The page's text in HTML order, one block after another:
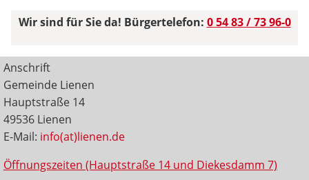
Wir sind für Sie da! Bürgertelefon: 0 54 83 / 73 96-0
Anschrift
Gemeinde Lienen
Hauptstraße 14
49536 Lienen
E-Mail: info(at)lienen.de
Öffnungszeiten (Hauptstraße 14 und Diekesdamm 7)